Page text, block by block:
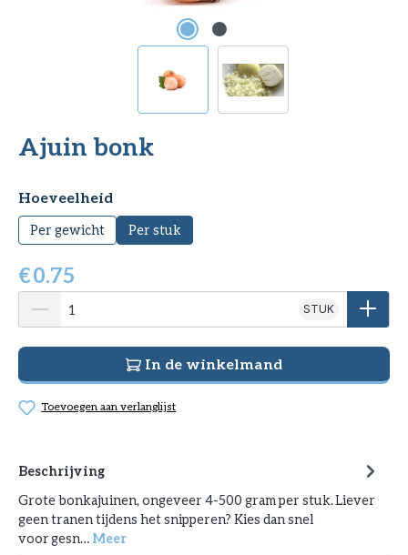
Ajuin bonk
Selecteer
Hoeveelheid
Per gewicht Per stuk
€0.75
STUK
In de winkelmand
Toevoegen aan verlanglijst
Beschrijving
Grote bonkajuinen, ongeveer 4-500 gram per stuk. Liever
geen tranen tijdens het snipperen? Kies dan snel
voor gesn… Meer